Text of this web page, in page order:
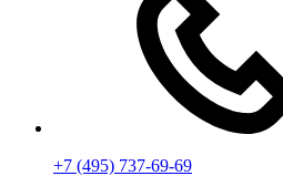
+7 (495) 737-69-69